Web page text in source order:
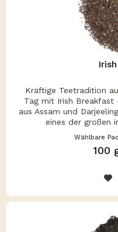
Kräftige Teetradition
Tag mit Irish Breakfast
aus Assam und
eines der großen
Wählbare
100